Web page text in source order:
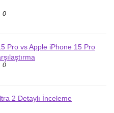
0
Pro vs Apple iPhone 15 Pro
0
2 Detaylı İnceleme